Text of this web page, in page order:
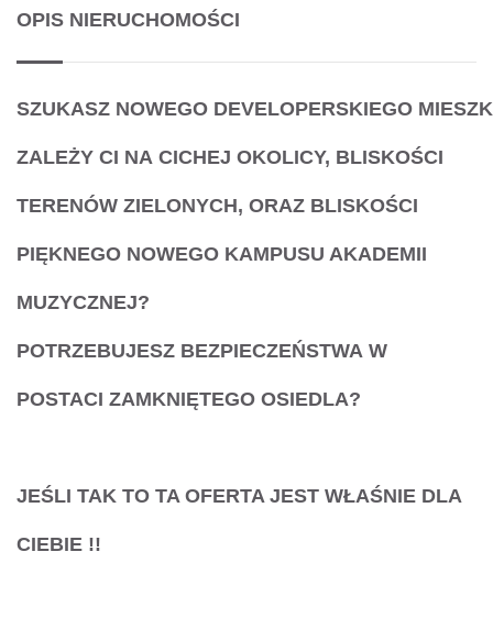
OPIS NIERUCHOMOŚCI
SZUKASZ NOWEGO DEVELOPERSKIEGO
ZALEŻY CI NA CICHEJ OKOLICY, BLISKOŚCI
TERENÓW ZIELONYCH, ORAZ BLISKOŚCI
PIĘKNEGO NOWEGO KAMPUSU AKADEMII
MUZYCZNEJ?
POTRZEBUJESZ BEZPIECZEŃSTWA W
POSTACI ZAMKNIĘTEGO OSIEDLA?
JEŚLI TAK TO TA OFERTA JEST WŁAŚNIE DLA
CIEBIE !!